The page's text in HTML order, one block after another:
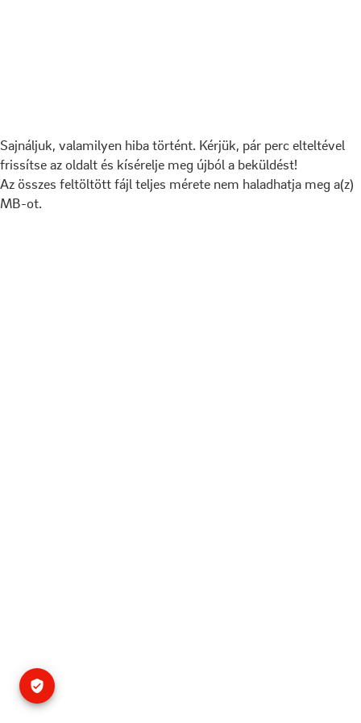
Sajnáljuk, valamilyen hiba történt. Kérjük, pár perc elteltével
frissítse az oldalt és kísérelje meg újból a beküldést!
Az összes feltöltött fájl teljes mérete nem haladhatja meg a(z)
MB-ot.